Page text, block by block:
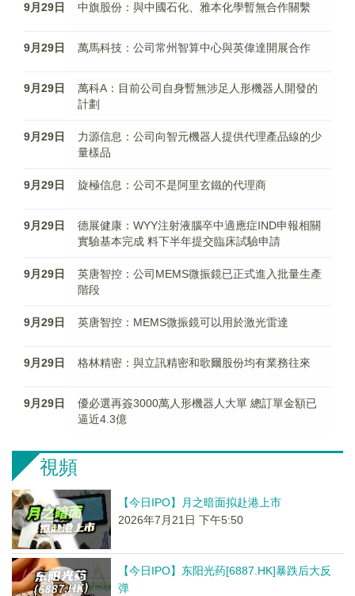
9月29日 中旗股份：與中國石化、雅本化學暫無合作關繫
9月29日 萬馬科技：公司常州智算中心與英偉達開展合作
9月29日
萬科A：目前公司自身暫無涉足人形機器人開發的
計劃
9月29日
力源信息：公司向智元機器人提供代理產品線的少
量樣品
9月29日 旋極信息：公司不是阿里玄鐵的代理商
9月29日
德展健康：WYY注射液腦卒中適應症IND申報相關
實驗基本完成 料下半年提交臨床試驗申請
9月29日
英唐智控：公司MEMS微振鏡已正式進入批量生產
階段
9月29日 英唐智控：MEMS微振鏡可以用於激光雷達
9月29日 格林精密：與立訊精密和歌爾股份均有業務往來
9月29日
優必選再簽3000萬人形機器人大單 總訂單金額已
逼近4.3億
視頻
【今日IPO】月之暗面拟赴港上市
2026年7月21日 下午5:50
【今日IPO】东阳光药[6887.HK]暴跌后大反
弹